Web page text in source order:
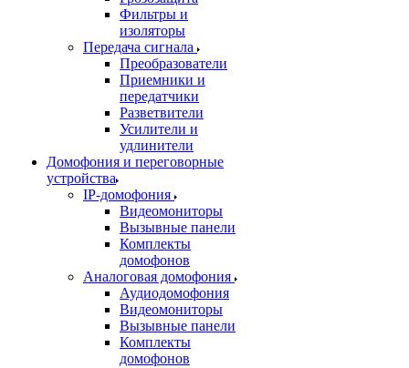
Фильтры и
изоляторы
Передача сигнала
Преобразователи
Приемники и
передатчики
Разветвители
Усилители и
удлинители
Домофония и переговорные
устройства
IP-домофония
Видеомониторы
Вызывные панели
Комплекты
домофонов
Аналоговая домофония
Аудиодомофония
Видеомониторы
Вызывные панели
Комплекты
домофонов